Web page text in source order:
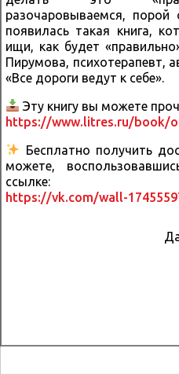
разочаровываемся,
появилась такая книга,
ищи, как будет
Пирумова, психотерапевт,
«Все дороги ведут к себе».
Эту книгу вы можете
https://www.litres.ru/book/
Бесплатно получить
можете,
ссылке:
https://vk.com/wall-